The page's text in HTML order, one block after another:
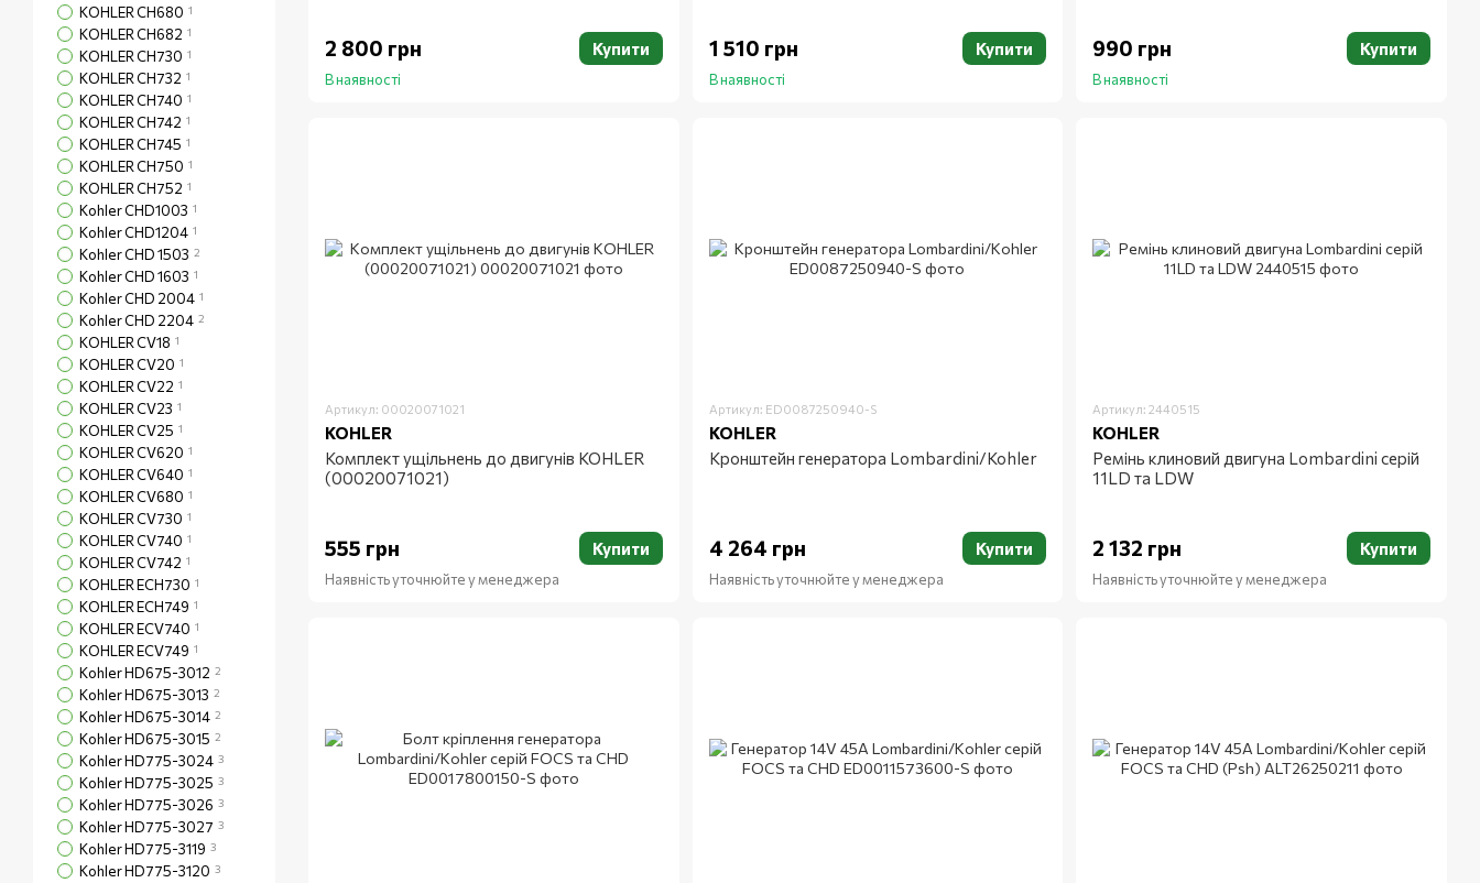
2 800 грн Купити
В наявності
1 510 грн Купити
В наявності
990 грн Купити
В наявності
Артикул: 00020071021
KOHLER
Комплект ущільнень до двигунів KOHLER
(00020071021)
555 грн Купити
Наявність уточнюйте у менеджера
Артикул: ED0087250940-S
KOHLER
Кронштейн генератора Lombardini/Kohler
4 264 грн Купити
Наявність уточнюйте у менеджера
Артикул: 2440515
KOHLER
Ремінь клиновий двигуна Lombardini серій
11LD та LDW
2 132 грн Купити
Наявність уточнюйте у менеджера
KOHLER CH680 1
KOHLER CH682 1
KOHLER CH730 1
KOHLER CH732 1
KOHLER CH740 1
KOHLER CH742 1
KOHLER CH745 1
KOHLER CH750 1
KOHLER CH752 1
Kohler CHD1003 1
Kohler CHD1204 1
Kohler CHD 1503 2
Kohler CHD 1603 1
Kohler CHD 2004 1
Kohler CHD 2204 2
KOHLER CV18 1
KOHLER CV20 1
KOHLER CV22 1
KOHLER CV23 1
KOHLER CV25 1
KOHLER CV620 1
KOHLER CV640 1
KOHLER CV680 1
KOHLER CV730 1
KOHLER CV740 1
KOHLER CV742 1
KOHLER ECH730 1
KOHLER ECH749 1
KOHLER ECV740 1
KOHLER ECV749 1
Kohler HD675-3012 2
Kohler HD675-3013 2
Kohler HD675-3014 2
Kohler HD675-3015 2
Kohler HD775-3024 3
Kohler HD775-3025 3
Kohler HD775-3026 3
Kohler HD775-3027 3
Kohler HD775-3119 3
Kohler HD775-3120 3